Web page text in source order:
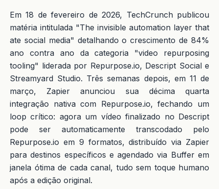
Em 18 de fevereiro de 2026, TechCrunch publicou
matéria intitulada "The invisible automation layer that
ate social media" detalhando o crescimento de 84%
ano contra ano da categoria "video repurposing
tooling" liderada por Repurpose.io, Descript Social e
Streamyard Studio. Três semanas depois, em 11 de
março, Zapier anunciou sua décima quarta
integração nativa com Repurpose.io, fechando um
loop crítico: agora um vídeo finalizado no Descript
pode ser automaticamente transcodado pelo
Repurpose.io em 9 formatos, distribuído via Zapier
para destinos específicos e agendado via Buffer em
janela ótima de cada canal, tudo sem toque humano
após a edição original.